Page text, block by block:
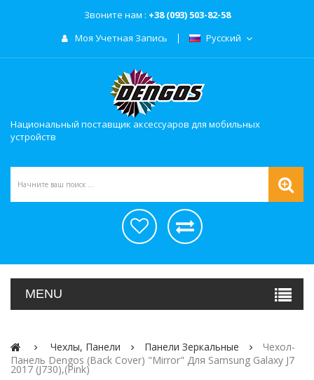
Звоните нам : +38 (093) 503-82-58
Моя Учетная Запись
Русский
Национальный поставщик аксессуаров для мобильных
устройств
MENU
Чехлы, Панели Панели Зеркальные
Чехол-
Панель Dengos (Back Cover) "Mirror" Для Samsung Galaxy J7
2017 (J730),(pink)